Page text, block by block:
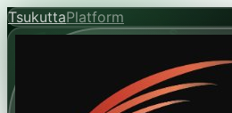
TsukuttaPlatform